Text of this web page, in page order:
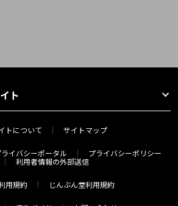
ト
トについて サイトマップ
ライバシーポータル
プライバシーポリシー
利用者情報の外部送信
用規約 じんぶん堂利用規約